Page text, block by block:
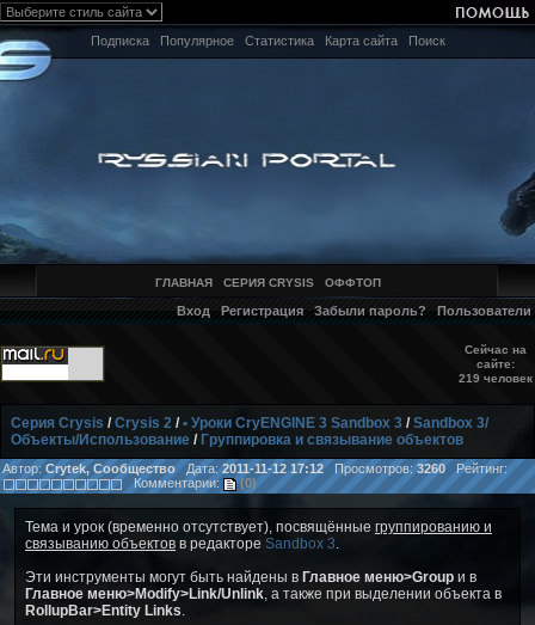
Подписка Популярное Статистика Карта сайта Поиск
ГЛАВНАЯ СЕРИЯ CRYSIS ОФФТОП
Вход Регистрация Забыли пароль? Пользователи
Сейчас на
сайте:
219 человек
Серия Crysis /Crysis 2 /• Уроки CryENGINE 3 Sandbox 3 /Sandbox 3/
Объекты/Использование / Группировка и связывание объектов
Автор: Crytek, Сообщество Дата:2011-11-12 17:12Просмотров:3260Рейтинг:
Комментарии:
(0)
Тема и урок (временно отсутствует), посвящённые группированию и
связыванию объектов в редакторе Sandbox 3
Эти инструменты могут быть найдены в Главное меню>Group и в
Главное меню>Modify>Link/Unlink , а также при выделении объекта в
RollupBar>Entity Links